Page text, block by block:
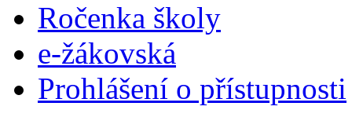
Ročenka školy
e-žákovská
Prohlášení o přístupnosti